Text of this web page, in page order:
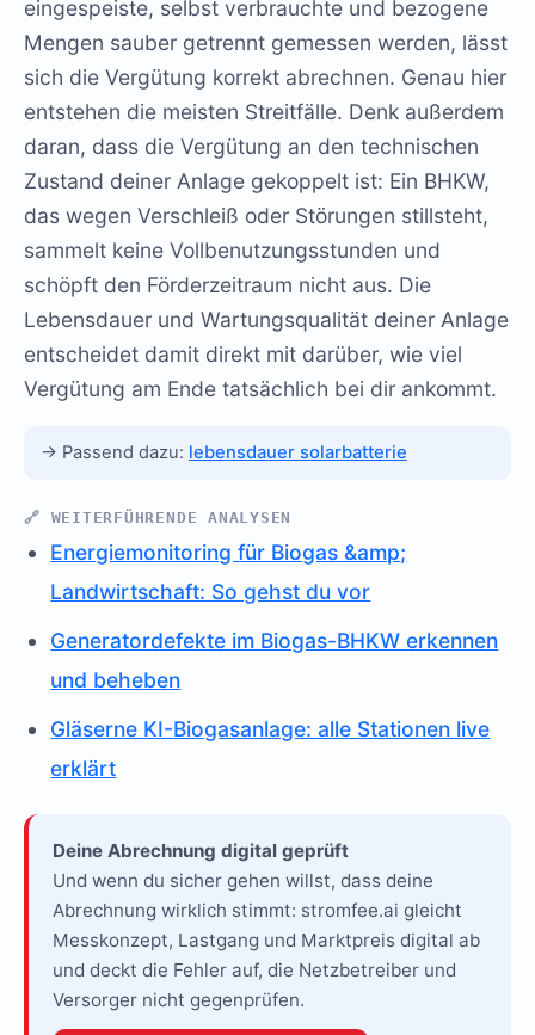
eingespeiste, selbst verbrauchte und bezogene
Mengen sauber getrennt gemessen werden, lässt
sich die Vergütung korrekt abrechnen. Genau hier
entstehen die meisten Streitfälle. Denk außerdem
daran, dass die Vergütung an den technischen
Zustand deiner Anlage gekoppelt ist: Ein BHKW,
das wegen Verschleiß oder Störungen stillsteht,
sammelt keine Vollbenutzungsstunden und
schöpft den Förderzeitraum nicht aus. Die
Lebensdauer und Wartungsqualität deiner Anlage
entscheidet damit direkt mit darüber, wie viel
Vergütung am Ende tatsächlich bei dir ankommt.
→ Passend dazu: lebensdauer solarbatterie
🔗 WEITERFÜHRENDE ANALYSEN
Energiemonitoring für Biogas &amp;
Landwirtschaft: So gehst du vor
Generatordefekte im Biogas-BHKW erkennen
und beheben
Gläserne KI-Biogasanlage: alle Stationen live
erklärt
Deine Abrechnung digital geprüft
Und wenn du sicher gehen willst, dass deine
Abrechnung wirklich stimmt: stromfee.ai gleicht
Messkonzept, Lastgang und Marktpreis digital ab
und deckt die Fehler auf, die Netzbetreiber und
Versorger nicht gegenprüfen.